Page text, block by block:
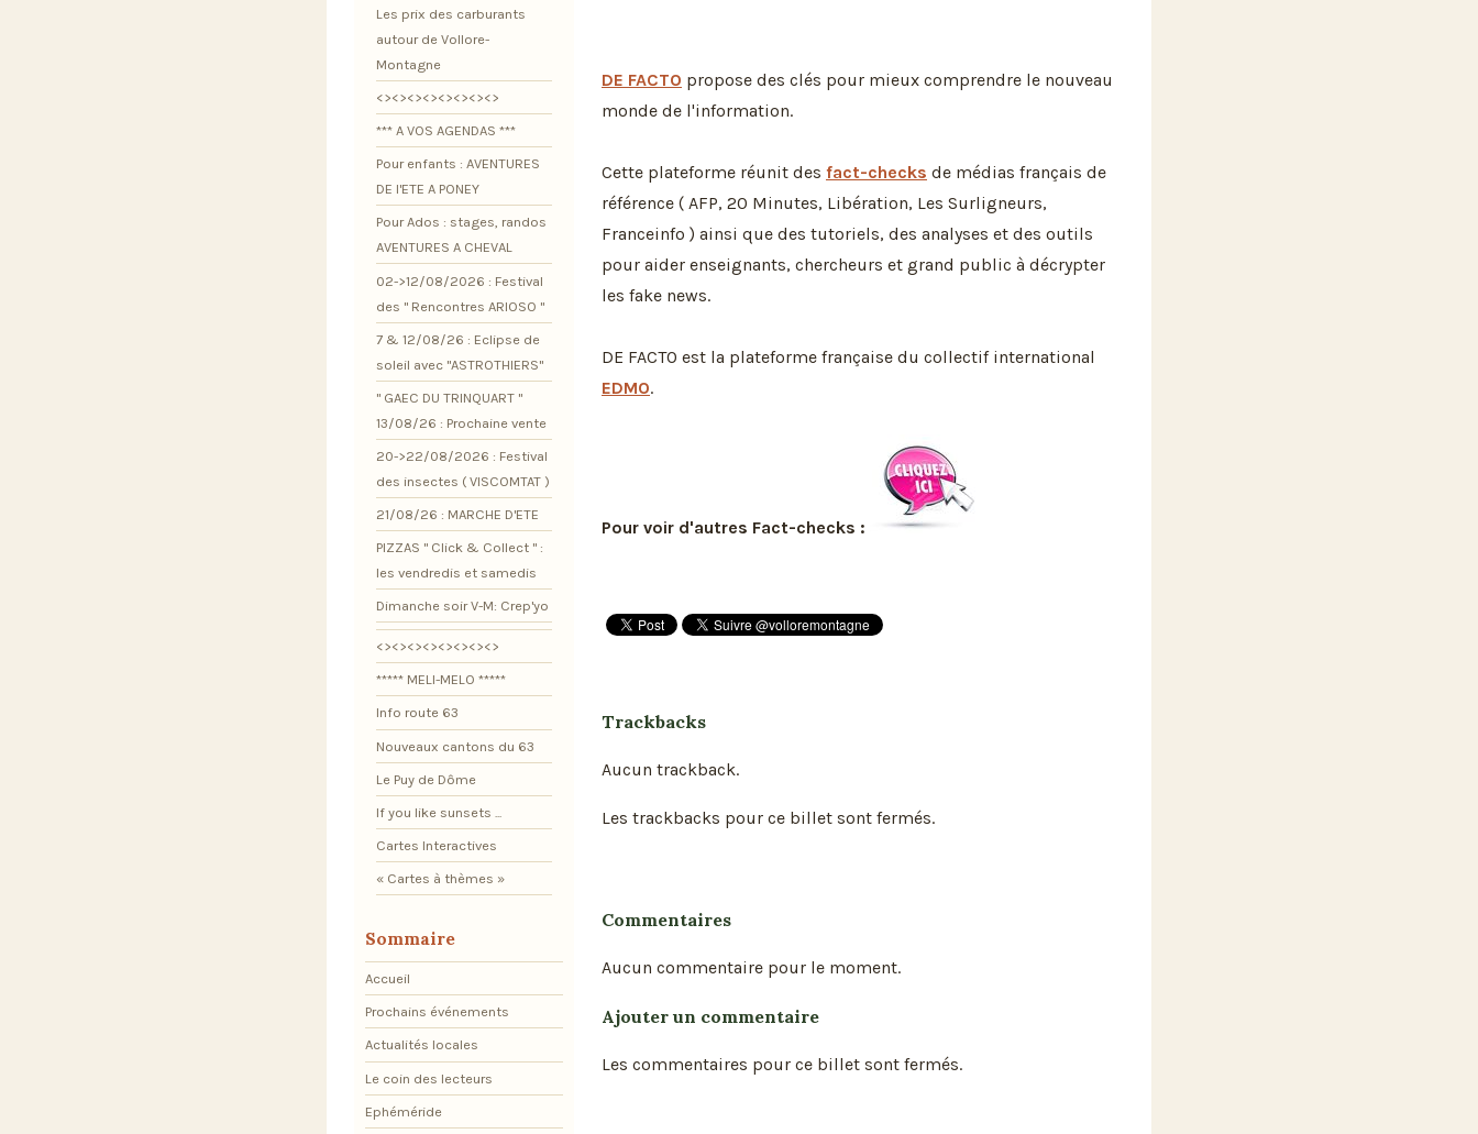
DE FACTO propose des clés pour mieux comprendre le nouveau
monde de l'information.
Cette plateforme réunit des fact-checks de médias français de
référence ( AFP, 20 Minutes, Libération, Les Surligneurs,
Franceinfo ) ainsi que des tutoriels, des analyses et des outils
pour aider enseignants, chercheurs et grand public à décrypter
les fake news.
DE FACTO est la plateforme française du collectif international
EDMO.
Pour voir d'autres Fact-checks :
Trackbacks
Aucun trackback.
Les trackbacks pour ce billet sont fermés.
Commentaires
Aucun commentaire pour le moment.
Ajouter un commentaire
Les commentaires pour ce billet sont fermés.
Les prix des carburants
autour de Vollore-
Montagne
<><><><><><><><>
*** A VOS AGENDAS ***
Pour enfants : AVENTURES
DE l'ETE A PONEY
Pour Ados : stages, randos
AVENTURES A CHEVAL
02->12/08/2026 : Festival
des " Rencontres ARIOSO "
7 & 12/08/26 : Eclipse de
soleil avec "ASTROTHIERS"
" GAEC DU TRINQUART "
13/08/26 : Prochaine vente
20->22/08/2026 : Festival
des insectes ( VISCOMTAT )
21/08/26 : MARCHE D'ETE
PIZZAS " Click & Collect " :
les vendredis et samedis
Dimanche soir V-M: Crep'yo
<><><><><><><><>
***** MELI-MELO *****
Info route 63
Nouveaux cantons du 63
Le Puy de Dôme
If you like sunsets ...
Cartes Interactives
« Cartes à thèmes »
Sommaire
Accueil
Prochains événements
Actualités locales
Le coin des lecteurs
Ephéméride